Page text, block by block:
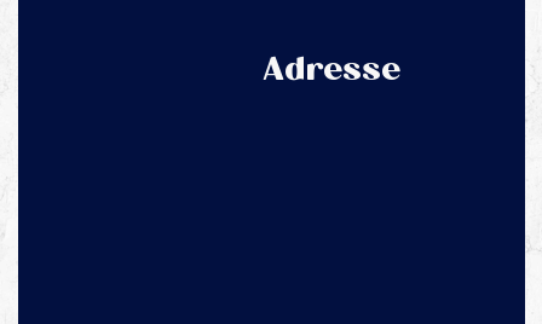
Adresse